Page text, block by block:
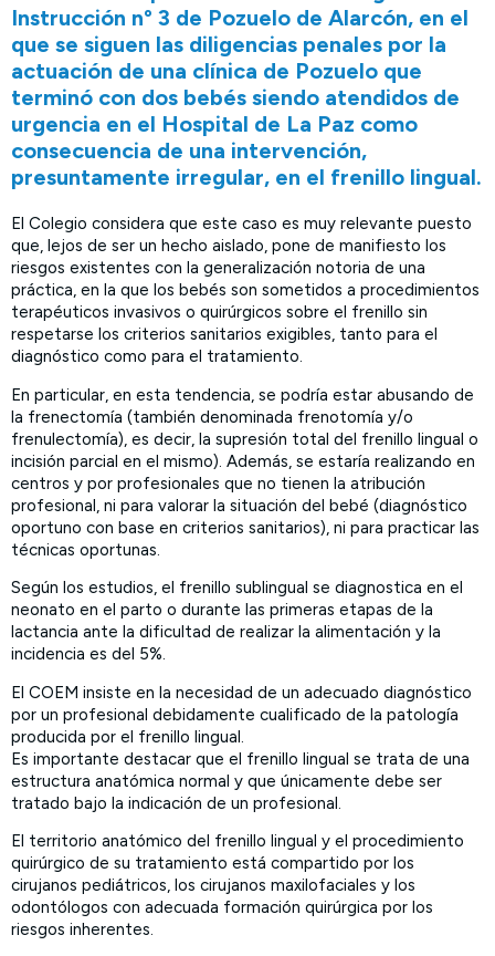
Instrucción nº 3 de Pozuelo de Alarcón, en el
que se siguen las diligencias penales por la
actuación de una clínica de Pozuelo que
terminó con dos bebés siendo atendidos de
urgencia en el Hospital de La Paz como
consecuencia de una intervención,
presuntamente irregular, en el frenillo lingual.
El Colegio considera que este caso es muy relevante puesto
que, lejos de ser un hecho aislado, pone de manifiesto los
riesgos existentes con la generalización notoria de una
práctica, en la que los bebés son sometidos a procedimientos
terapéuticos invasivos o quirúrgicos sobre el frenillo sin
respetarse los criterios sanitarios exigibles, tanto para el
diagnóstico como para el tratamiento.
En particular, en esta tendencia, se podría estar abusando de
la frenectomía (también denominada frenotomía y/o
frenulectomía), es decir, la supresión total del frenillo lingual o
incisión parcial en el mismo). Además, se estaría realizando en
centros y por profesionales que no tienen la atribución
profesional, ni para valorar la situación del bebé (diagnóstico
oportuno con base en criterios sanitarios), ni para practicar las
técnicas oportunas.
Según los estudios, el frenillo sublingual se diagnostica en el
neonato en el parto o durante las primeras etapas de la
lactancia ante la dificultad de realizar la alimentación y la
incidencia es del 5%.
El COEM insiste en la necesidad de un adecuado diagnóstico
por un profesional debidamente cualificado de la patología
producida por el frenillo lingual.
Es importante destacar que el frenillo lingual se trata de una
estructura anatómica normal y que únicamente debe ser
tratado bajo la indicación de un profesional.
El territorio anatómico del frenillo lingual y el procedimiento
quirúrgico de su tratamiento está compartido por los
cirujanos pediátricos, los cirujanos maxilofaciales y los
odontólogos con adecuada formación quirúrgica por los
riesgos inherentes.